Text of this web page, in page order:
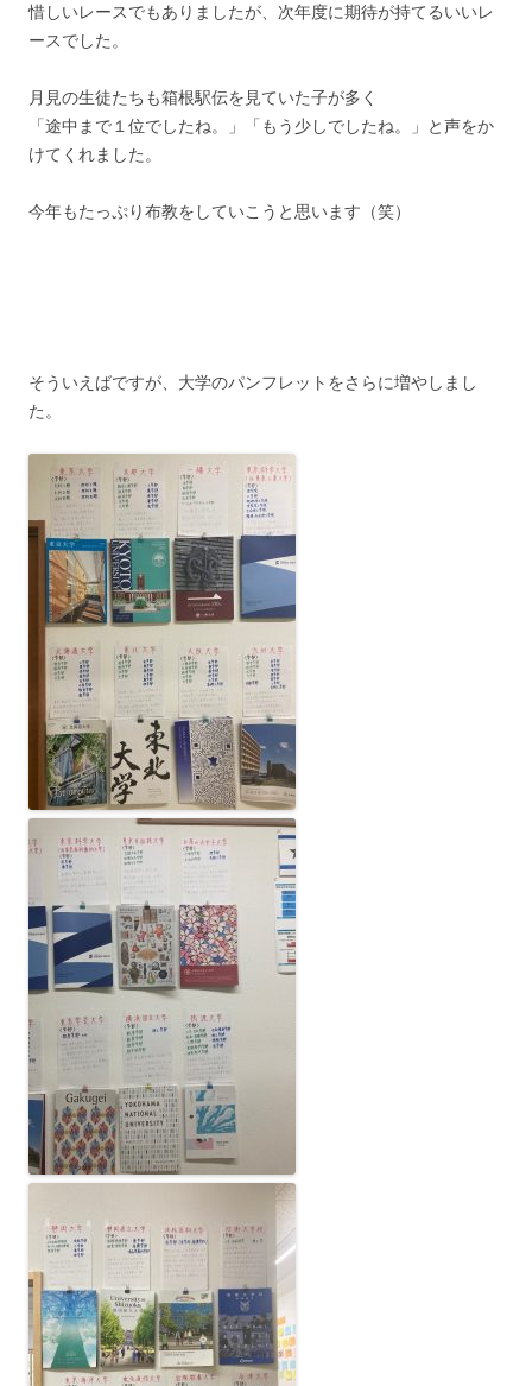
惜しいレースでもありましたが、次年度に期待が持てるいいレ
ースでした。
月見の生徒たちも箱根駅伝を見ていた子が多く
「途中まで１位でしたね。」「もう少しでしたね。」と声をか
けてくれました。
今年もたっぷり布教をしていこうと思います（笑）
そういえばですが、大学のパンフレットをさらに増やしまし
た。